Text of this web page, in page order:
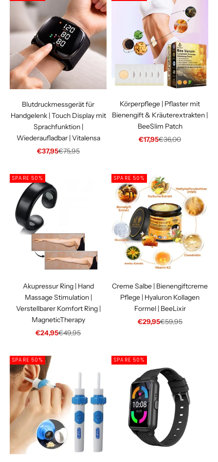
Blutdruckmessgerät für
Handgelenk | Touch Display mit
Sprachfunktion |
Wiederaufladbar | Vitalensa
Angebot
€37,95Regulärer Preis
€75,95
Körperpflege | Pflaster mit
Bienengift & Kräuterextrakten |
BeeSlim Patch
Angebot
€17,95Regulärer Preis
€36,00
SPARE 50%
Akupressur Ring | Hand
Massage Stimulation |
Verstellbarer Komfort Ring |
MagneticTherapy
Angebot
€24,95Regulärer Preis
€49,95
SPARE 50%
Creme Salbe | Bienengiftcreme
Pflege | Hyaluron Kollagen
Formel | BeeLixir
Angebot
€29,95Regulärer Preis
€59,95
SPARE 50% SPARE 50%